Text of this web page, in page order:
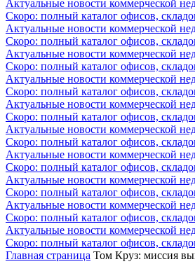
Актуальные новости коммерческой
Скоро: полный каталог офисов,
Актуальные новости коммерческой
Скоро: полный каталог офисов,
Актуальные новости коммерческой
Скоро: полный каталог офисов,
Актуальные новости коммерческой
Скоро: полный каталог офисов,
Актуальные новости коммерческой
Скоро: полный каталог офисов,
Актуальные новости коммерческой
Скоро: полный каталог офисов,
Актуальные новости коммерческой
Скоро: полный каталог офисов,
Актуальные новости коммерческой
Скоро: полный каталог офисов,
Актуальные новости коммерческой
Скоро: полный каталог офисов,
Актуальные новости коммерческой
Скоро: полный каталог офисов,
Главная страница Том Круз: миссия